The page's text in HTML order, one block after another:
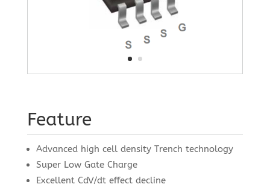
Feature
Advanced high cell density Trench technology
Super Low Gate Charge
Excellent CdV/dt effect decline